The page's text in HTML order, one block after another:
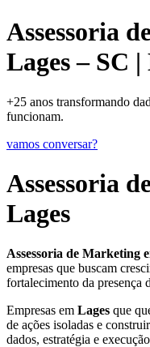
Assessoria
Lages – SC
+25 anos transformando
funcionam.
vamos conversar?
Assessoria
Lages
Assessoria de Marketing
empresas que buscam
fortalecimento da presença
Empresas em Lages que
de ações isoladas e
dados, estratégia e